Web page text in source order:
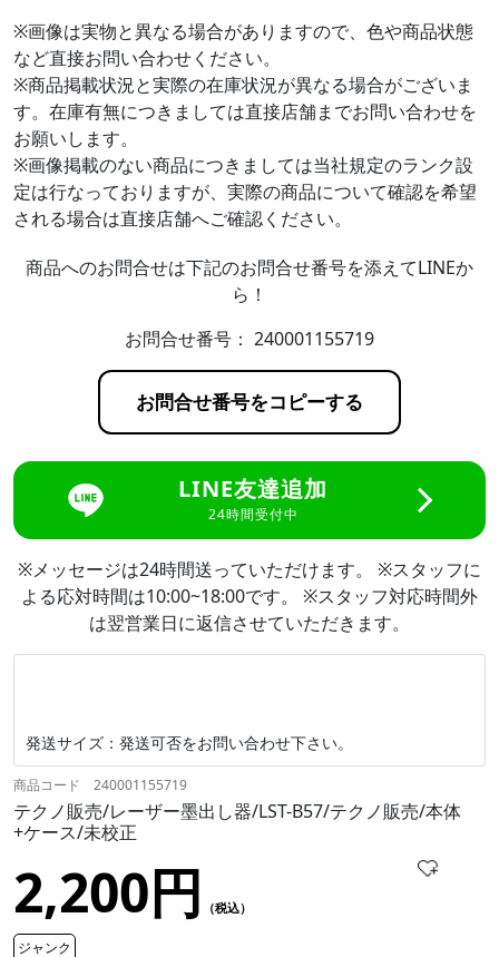
※画像は実物と異なる場合がありますので、色や商品状態
など直接お問い合わせください。
※商品掲載状況と実際の在庫状況が異なる場合がございま
す。在庫有無につきましては直接店舗までお問い合わせを
お願いします。
※画像掲載のない商品につきましては当社規定のランク設
定は行なっておりますが、実際の商品について確認を希望
される場合は直接店舗へご確認ください。
商品へのお問合せは下記のお問合せ番号を添えてLINEか
ら！
お問合せ番号： 240001155719
お問合せ番号をコピーする
LINE友達追加
24時間受付中
※メッセージは24時間送っていただけます。 ※スタッフに
よる応対時間は10:00~18:00です。 ※スタッフ対応時間外
は翌営業日に返信させていただきます。
発送サイズ：発送可否をお問い合わせ下さい。
商品コード 240001155719
テクノ販売/レーザー墨出し器/LST-B57/テクノ販売/本体
+ケース/未校正
2,200円 （税込）
ジャンク